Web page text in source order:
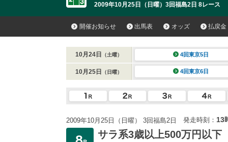
2009年10月25日（日曜）3回福島2日 8レース
開催お知らせ 出馬表 オッズ 払戻金
10月24日 （土曜） 4回東京5日
10月25日 （日曜） 4回東京6日
2009年10月25日（日曜） 3回福島2日 発走時刻： 13
サラ系3歳以上500万円以下